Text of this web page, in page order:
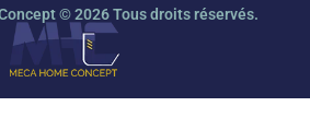
© 2026 Tous droits réservés.